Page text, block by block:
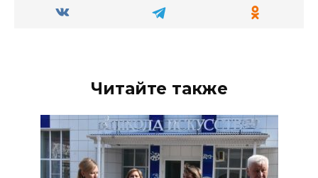
Читайте также